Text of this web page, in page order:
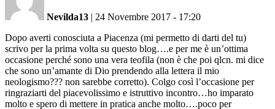
Nevilda13 | 24 Novembre 2017 - 17:20
Dopo averti conosciuta a Piacenza (mi permetto di darti del tu)
scrivo per la prima volta su questo blog….e per me è un’ottima
occasione perché sono una vera teofila (non è che poi qlcn. mi dice
che sono un’amante di Dio prendendo alla lettera il mio
neologismo??? non sarebbe corretto). Colgo così l’occasione per
ringraziarti del piacevolissimo e istruttivo incontro…ho imparato
molto e spero di mettere in pratica anche molto….poco per